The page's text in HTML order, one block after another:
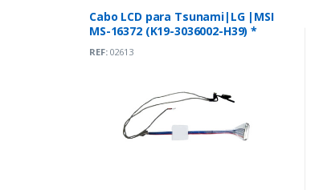
Cabo LCD para Tsunami|LG |MSI
MS-16372 (K19-3036002-H39) *
REF:02613